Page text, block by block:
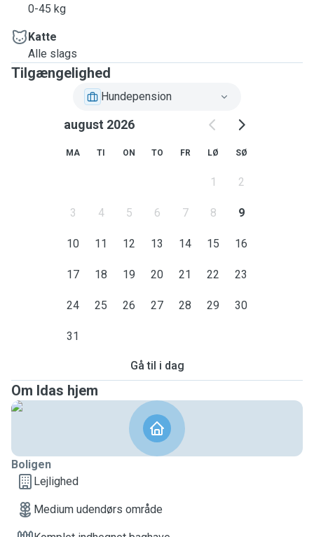
0-45 kg
Katte
Alle slags
Tilgængelighed
Hundepension
august 2026
MA TI ON TO FR LØ SØ
1 2
3 4 5 6 7 8 9
10 11 12 13 14 15 16
17 18 19 20 21 22 23
24 25 26 27 28 29 30
31
Gå til i dag
Om Idas hjem
Boligen
Lejlighed
Medium udendørs område